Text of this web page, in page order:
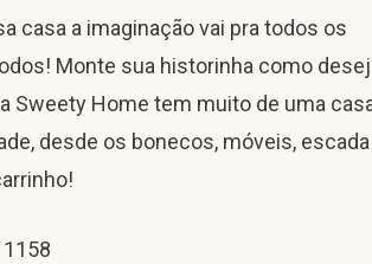
casa a imaginação vai pra todos os
Monte sua historinha como
Sweety Home tem muito de uma
desde os bonecos, móveis,
1158